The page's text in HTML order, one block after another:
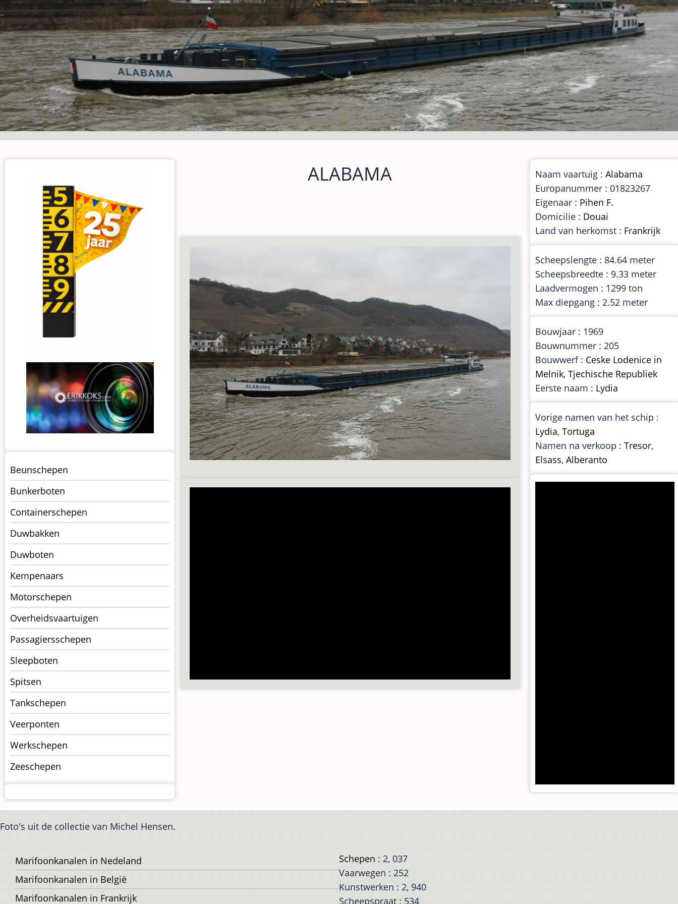
ALABAMA
Menu
Schepen
Beunschepen
Bunkerboten
Containerschepen
Duwbakken
Duwboten
Kempenaars
Motorschepen
Overheidsvaartuigen
Passagiersschepen
Sleepboten
Spitsen
Tankschepen
Veerponten
Werkschepen
Zeeschepen
Naam vaartuig :Alabama
Europanummer : 01823267
Eigenaar : Pihen F.
Domicilie : Douai
Land van herkomst : Frankrijk
Scheepslengte : 84.64 meter
Scheepsbreedte : 9.33 meter
Laadvermogen : 1299 ton
Max diepgang : 2.52 meter
Bouwjaar : 1969
Bouwnummer : 205
Bouwwerf : Ceske Lodenice in
Melnik, Tjechische Republiek
Eerste naam : Lydia
Vorige namen van het schip :
Lydia,Tortuga
Namen na verkoop :Tresor,
Elsass,Alberanto
Foto's uit de collectie van Michel Hensen.
Voet
Marifoonkanalen in Nedeland
Marifoonkanalen in België
Marifoonkanalen in Frankrijk
Schepen : 2, 037
Vaarwegen : 252
Kunstwerken : 2, 940
Scheepspraat : 534